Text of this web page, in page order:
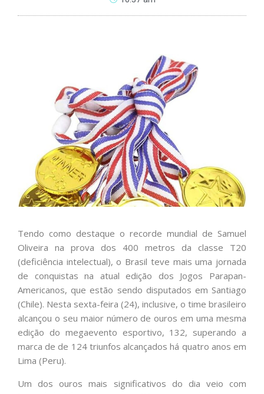
Tendo como destaque o recorde mundial de Samuel
Oliveira na prova dos 400 metros da classe T20
(deficiência intelectual), o Brasil teve mais uma jornada
de conquistas na atual edição dos Jogos Parapan-
Americanos, que estão sendo disputados em Santiago
(Chile). Nesta sexta-feira (24), inclusive, o time brasileiro
alcançou o seu maior número de ouros em uma mesma
edição do megaevento esportivo, 132, superando a
marca de de 124 triunfos alcançados há quatro anos em
Lima (Peru).
Um dos ouros mais significativos do dia veio com